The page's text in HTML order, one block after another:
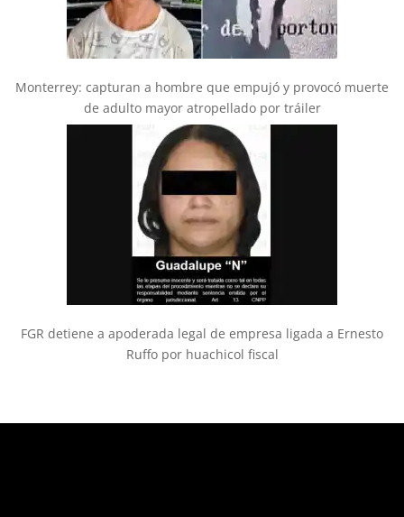
Monterrey: capturan a hombre que empujó y provocó muerte
de adulto mayor atropellado por tráiler
FGR detiene a apoderada legal de empresa ligada a Ernesto
Ruffo por huachicol fiscal